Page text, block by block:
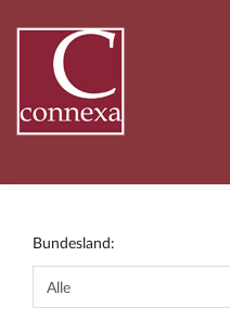
Bundesland: